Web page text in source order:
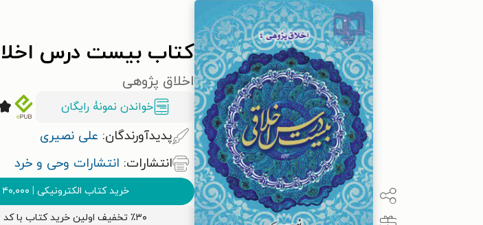
کتاب بیست درس
اخلاق پژوهی
خواندن نمونۀ رایگان
پدیدآورندگان: علی نصیری
انتشارات: انتشارات وحی و خرد
خرید کتاب الکترونیکی ۴۰,۰۰۰
٪۳۰ تخفیف اولین خرید کتاب با کد